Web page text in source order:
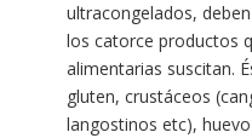
ultracongelados,
los catorce productos
alimentarias suscitan.
gluten, crustáceos
langostinos etc),